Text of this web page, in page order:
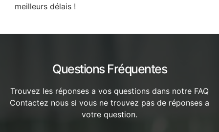
meilleurs délais !
Questions Fréquentes
Trouvez les réponses a vos questions dans notre FAQ
Contactez nous si vous ne trouvez pas de réponses a
votre question.